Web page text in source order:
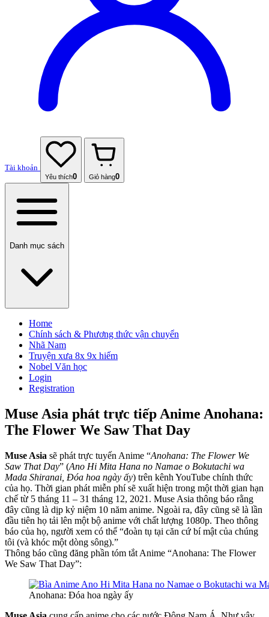
Tài khoản
Yêu thích0 Giỏ hàng0
Danh mục sách
Home
Chính sách & Phương thức vận chuyển
Nhã Nam
Truyện xưa 8x 9x hiếm
Nobel Văn học
Login
Registration
Muse Asia phát trực tiếp Anime Anohana:
The Flower We Saw That Day
Muse Asia sẽ phát trực tuyến Anime “Anohana: The Flower We
Saw That Day” (Ano Hi Mita Hana no Namae o Bokutachi wa
Mada Shiranai, Đóa hoa ngày ấy) trên kênh YouTube chính thức
của họ. Thời gian phát miễn phí sẽ xuất hiện trong một thời gian hạn
chế từ 5 tháng 11 – 31 tháng 12, 2021. Muse Asia thông báo rằng
đây cũng là dịp kỷ niệm 10 năm anime. Ngoài ra, đây cũng sẽ là lần
đầu tiên họ tải lên một bộ anime với chất lượng 1080p. Theo thông
báo của họ, người xem có thể “đoàn tụ tại căn cứ bí mật của chúng
tôi (và khóc một dòng sông).”
Thông báo cũng đăng phần tóm tắt Anime “Anohana: The Flower
We Saw That Day”:
Anohana: Đóa hoa ngày ấy